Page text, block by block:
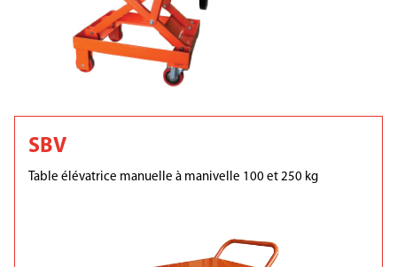
SBV
Table élévatrice manuelle à manivelle 100 et 250 kg